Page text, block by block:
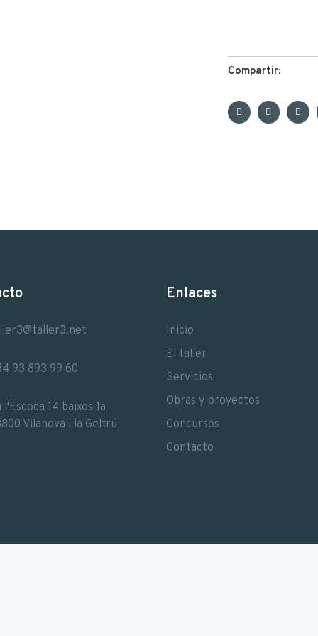
Compartir:
93 893 99 60
l'Escoda 14 baixos 1a
Vilanova i la Geltrú
Enlaces
Inicio
El taller
Servicios
Obras y proyectos
Concursos
Contacto